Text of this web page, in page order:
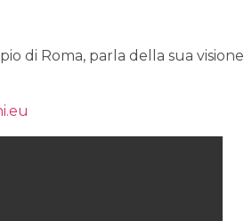
di Roma, parla della sua visione